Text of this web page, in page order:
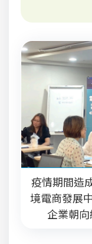
疫情期間造
境電商發展
企業朝